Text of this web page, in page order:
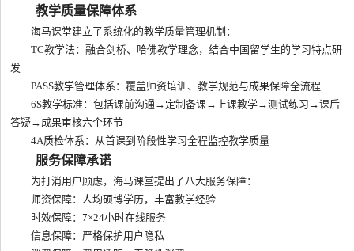
教学质量保障体系
海马课堂建立了系统化的教学质量管理机制：
TC教学法：融合剑桥、哈佛教学理念，结合中国留学生的学习特点研
发
PASS教学管理体系：覆盖师资培训、教学规范与成果保障全流程
6S教学标准：包括课前沟通→定制备课→上课教学→测试练习→课后
答疑→成果审核六个环节
4A质检体系：从首课到阶段性学习全程监控教学质量
服务保障承诺
为打消用户顾虑，海马课堂提出了八大服务保障：
师资保障：人均硕博学历，丰富教学经验
时效保障：7×24小时在线服务
信息保障：严格保护用户隐私